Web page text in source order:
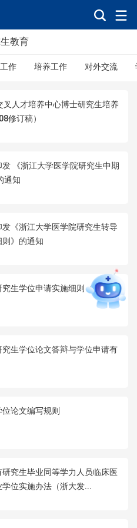
教育
作 培养工作 对外交流
叉人才培养中心博士研究生培养
修订稿）
《浙江大学医学院研究生中期
通知
《浙江大学医学院研究生转导
》的通知
生学位申请实施细则（试行）
生学位论文答辩与学位申请有
论文编写规则
究生毕业同等学力人员临床医
位实施办法（浙大发...